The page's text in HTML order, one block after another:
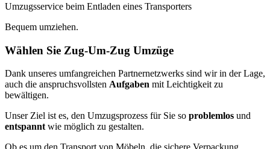
Umzugsservice beim Entladen eines Transporters
Bequem umziehen.
Wählen Sie Zug-Um-Zug Umzüge
Dank unseres umfangreichen Partnernetzwerks sind wir in der Lage,
auch die anspruchsvollsten Aufgaben mit Leichtigkeit zu
bewältigen.
Unser Ziel ist es, den Umzugsprozess für Sie so problemlos und
entspannt wie möglich zu gestalten.